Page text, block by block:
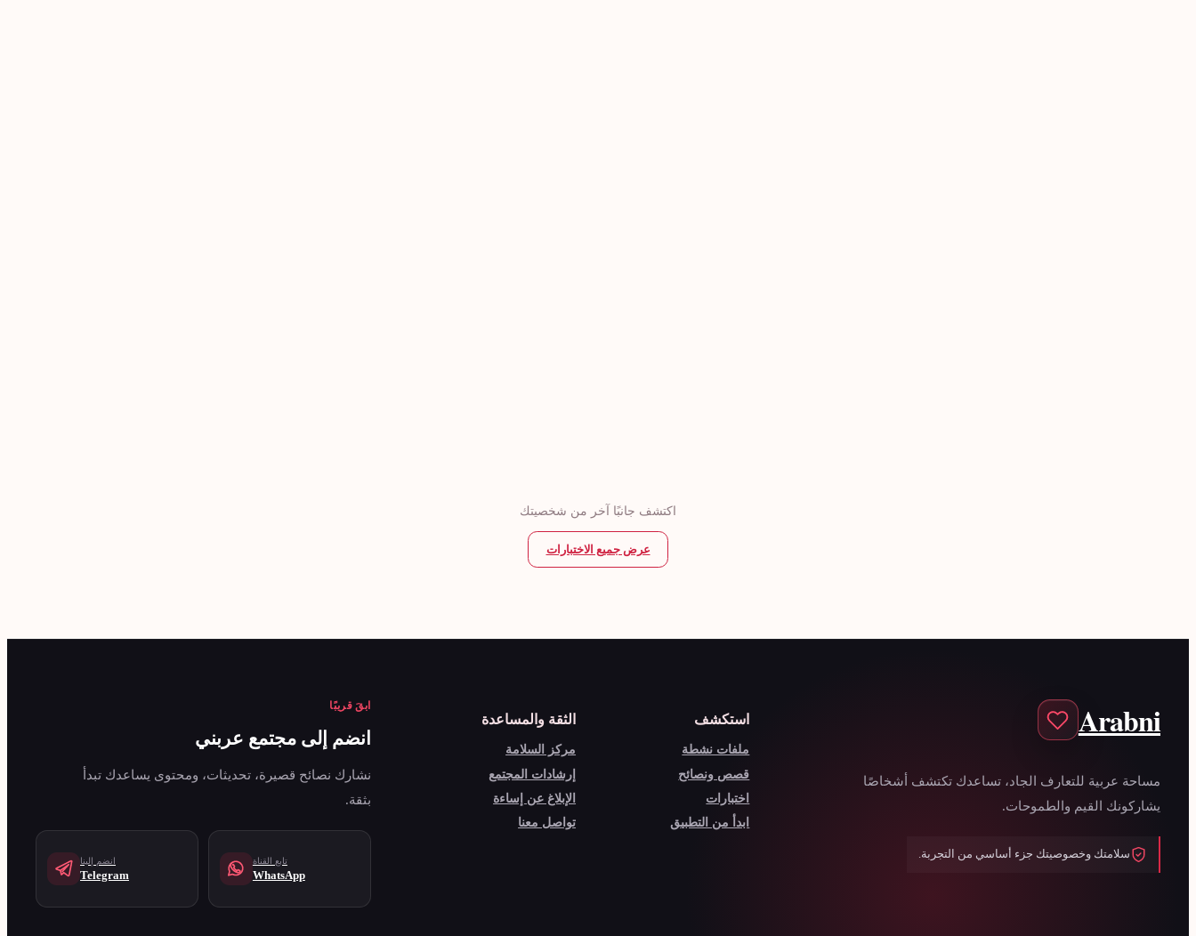
اكتشف جانبًا آخر من شخصيتك
عرض جميع الاختبارات
Arabni
مساحة عربية للتعارف الجاد، تساعدك تكتشف أشخاصًا
يشاركونك القيم والطموحات.
سلامتك وخصوصيتك جزء أساسي من التجربة.
استكشف
ملفات نشطة
قصص ونصائح
اختبارات
ابدأ من التطبيق
الثقة والمساعدة
مركز السلامة
إرشادات المجتمع
الإبلاغ عن إساءة
تواصل معنا
ابقَ قريبًا
انضم إلى مجتمع عربني
نشارك نصائح قصيرة، تحديثات، ومحتوى يساعدك تبدأ
بثقة.
تابع القناة
WhatsApp
انضم إلينا
Telegram